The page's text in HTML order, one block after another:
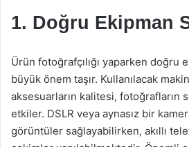
1. Doğru Ekipman
Ürün fotoğrafçılığı yaparken doğru
büyük önem taşır. Kullanılacak
aksesuarların kalitesi, fotoğrafların
etkiler. DSLR veya aynasız bir
görüntüler sağlayabilirken, akıllı